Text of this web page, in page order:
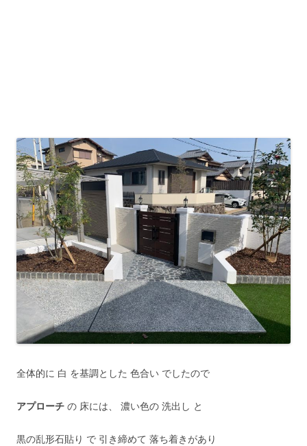
全体的に 白 を基調とした 色合い でしたので
アプローチ の 床には、 濃い色の 洗出し と
黒の乱形石貼り で 引き締めて 落ち着きがあり